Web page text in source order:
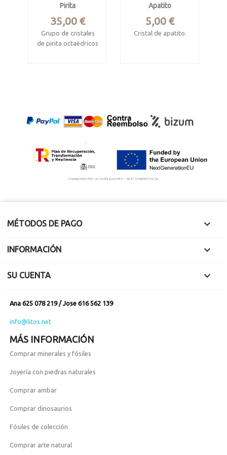
Pirita
Precio
35,00 €
Grupo de cristales
de pirita octaédricos
x 2.5 cm.
Apatito
Precio
5,00 €
Cristal de apatito.
MÉTODOS DE PAGO 
INFORMACIÓN 
SU CUENTA 
Ana 625 078 219 / Jose 616 562 139
info@litos.net
MÁS INFORMACIÓN
Comprar minerales y fósiles
Joyería con piedras naturales
Comprar ambar
Comprar dinosaurios
Fósiles de colección
Comprar arte natural